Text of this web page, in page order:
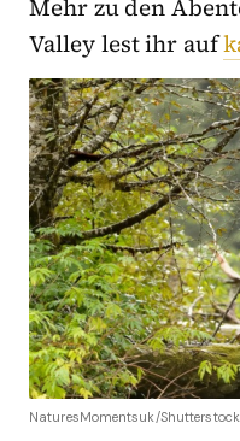
Mehr zu den
Valley lest ihr auf
NaturesMomentsuk/